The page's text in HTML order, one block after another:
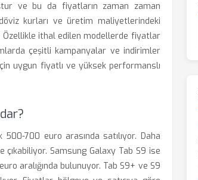
ve bu da fiyatların zaman zaman
kurları ve üretim maliyetlerindeki
ithal edilen modellerde fiyatlar
çeşitli kampanyalar ve indirimler
uygun fiyatlı ve yüksek performanslı
700 euro arasında satılıyor. Daha
Samsung Galaxy Tab S9 ise
aralığında bulunuyor. Tab S9+ ve S9